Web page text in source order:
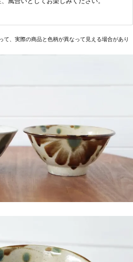
て、実際の商品と色柄が異なって見える場合があり